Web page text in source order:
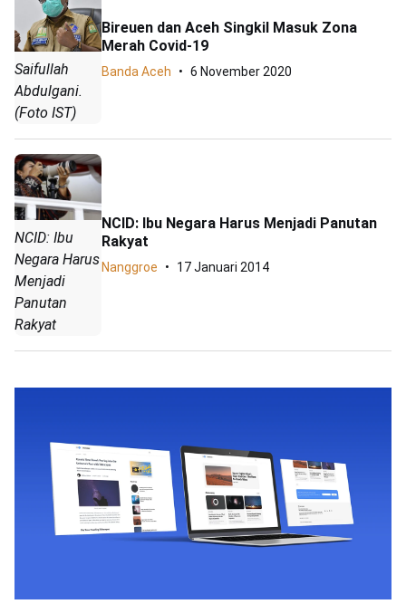
Saifullah
Abdulgani.
(Foto IST)
Bireuen dan Aceh Singkil Masuk Zona
Merah Covid-19
Banda Aceh 6 November 2020
NCID: Ibu
Negara Harus
Menjadi
Panutan
Rakyat
NCID: Ibu Negara Harus Menjadi Panutan
Rakyat
Nanggroe 17 Januari 2014